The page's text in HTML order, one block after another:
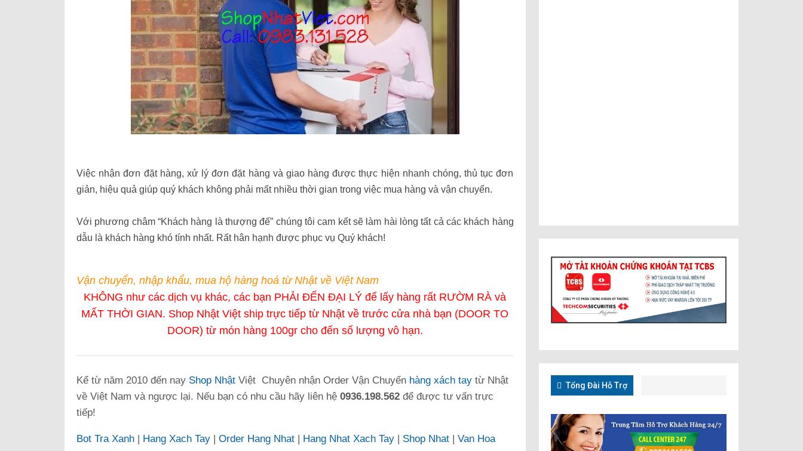
Việc nhận đơn đặt hàng, xử lý đơn đặt hàng và giao hàng được thực hiện nhanh chóng, thủ tục đơn
giản, hiệu quả giúp quý khách không phải mất nhiều thời gian trong việc mua hàng và vận chuyển.
Với phương châm “Khách hàng là thượng đế” chúng tôi cam kết sẽ làm hài lòng tất cả các khách hàng
dẫu là khách hàng khó tính nhất. Rất hân hạnh được phục vụ Quý khách!
Vận chuyển, nhập khẩu, mua hộ hàng hoá từ Nhật về Việt Nam
KHÔNG như các dịch vụ khác, các bạn PHẢI ĐẾN ĐẠI LÝ để lấy hàng rất RƯỜM RÀ và
MẤT THỜI GIAN. Shop Nhật Việt ship trực tiếp từ Nhật về trước cửa nhà bạn (DOOR TO
DOOR) từ món hàng 100gr cho đến số lượng vô hạn.
Kể từ năm 2010 đến nay Shop Nhật Việt Chuyên nhận Order Vận Chuyển hàng xách tay từ Nhật
về Việt Nam và ngược lại. Nếu bạn có nhu cầu hãy liên hệ 0936.198.562 để được tư vấn trực
tiếp!
Bot Tra Xanh Hang Xach Tay Order Hang Nhat Hang Nhat Xach Tay Shop Nhat
Van Hoa
Tổng Đài Hỗ Trợ